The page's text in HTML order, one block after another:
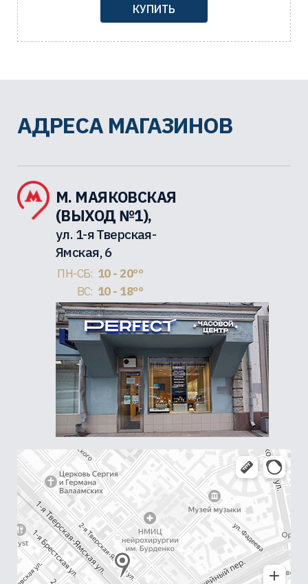
КУПИТЬ
АДРЕСА МАГАЗИНОВ
М. МАЯКОВСКАЯ
(ВЫХОД №1),
ул. 1-я Тверская-
Ямская, 6
ПН-СБ: 10 - 20ºº
ВС: 10 - 18ºº